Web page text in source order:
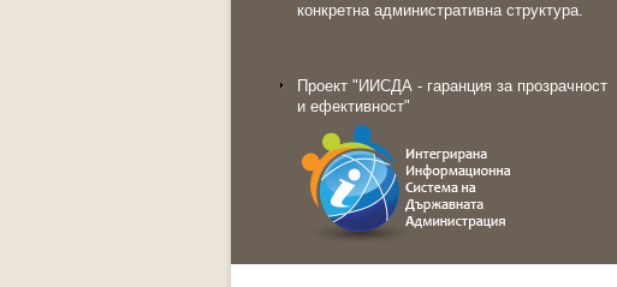
конкретна административна структура.
Проект "ИИСДА - гаранция за прозрачност
и ефективност"